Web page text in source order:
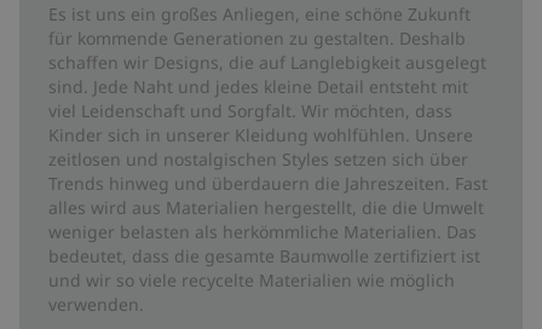
Es ist uns ein großes Anliegen, eine schöne Zukunft
für kommende Generationen zu gestalten. Deshalb
schaffen wir Designs, die auf Langlebigkeit ausgelegt
sind. Jede Naht und jedes kleine Detail entsteht mit
viel Leidenschaft und Sorgfalt. Wir möchten, dass
Kinder sich in unserer Kleidung wohlfühlen. Unsere
zeitlosen und nostalgischen Styles setzen sich über
Trends hinweg und überdauern die Jahreszeiten. Fast
alles wird aus Materialien hergestellt, die die Umwelt
weniger belasten als herkömmliche Materialien. Das
bedeutet, dass die gesamte Baumwolle zertifiziert ist
und wir so viele recycelte Materialien wie möglich
verwenden.